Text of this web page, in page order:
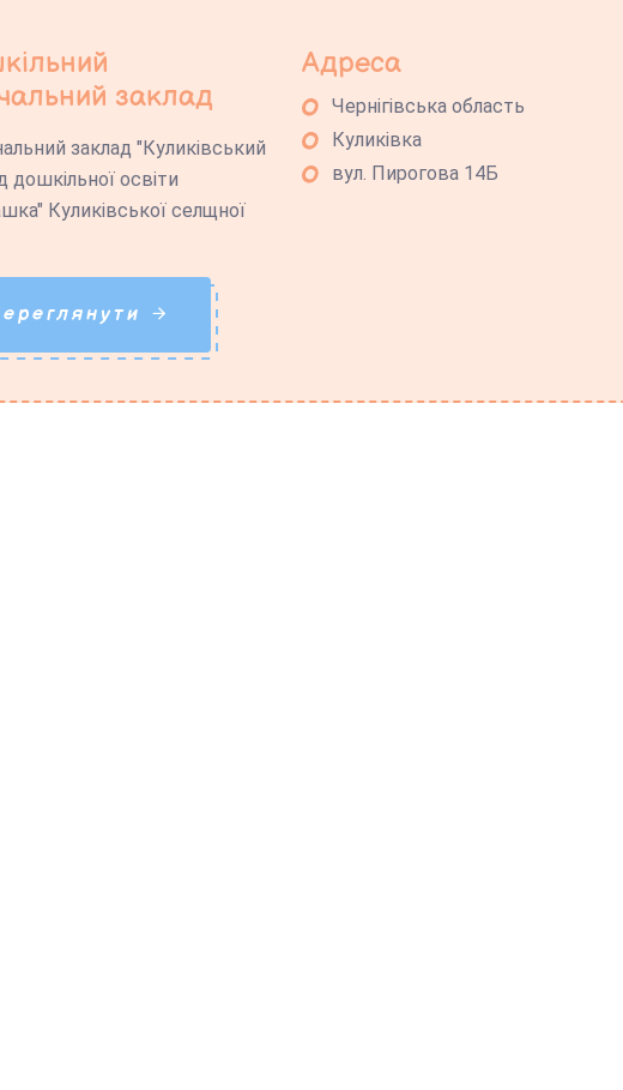
заклад
заклад "Куликівський
дошкільної освіти
Куликівської селщної
Адреса
Чернігівська область
Куликівка
вул. Пирогова 14Б